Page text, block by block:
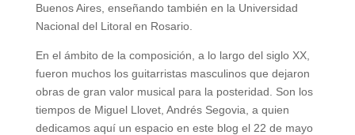
Buenos Aires, enseñando también en la Universidad
Nacional del Litoral en Rosario.
En el ámbito de la composición, a lo largo del siglo XX,
fueron muchos los guitarristas masculinos que dejaron
obras de gran valor musical para la posteridad. Son los
tiempos de Miguel Llovet, Andrés Segovia, a quien
dedicamos aquí un espacio en este blog el 22 de mayo